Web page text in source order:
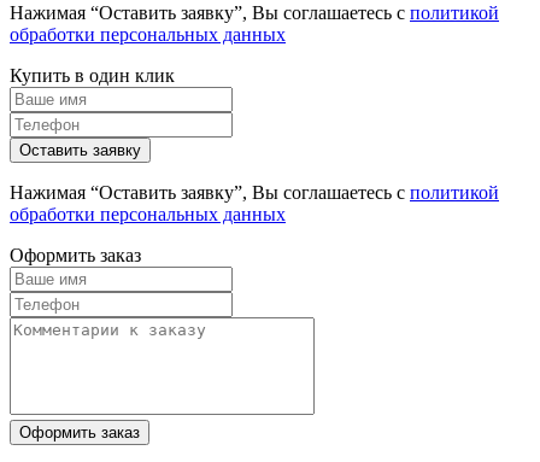
Нажимая “Оставить заявку”, Вы соглашаетесь с политикой
обработки персональных данных
Купить в один клик
Нажимая “Оставить заявку”, Вы соглашаетесь с политикой
обработки персональных данных
Оформить заказ